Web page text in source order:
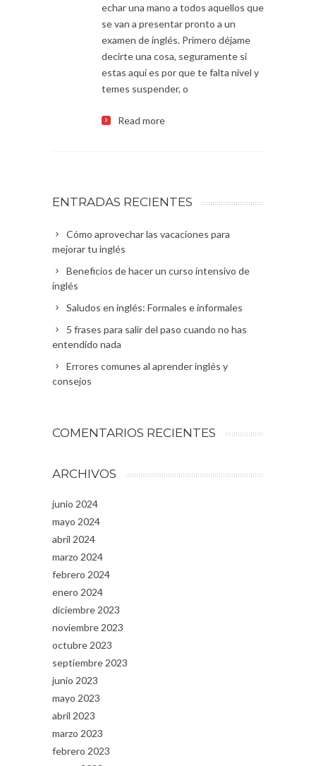
echar una mano a todos aquellos que
se van a presentar pronto a un
examen de inglés. Primero déjame
decirte una cosa, seguramente si
estas aquí es por que te falta nivel y
temes suspender, o
Read more
ENTRADAS RECIENTES
Cómo aprovechar las vacaciones para
mejorar tu inglés
Beneficios de hacer un curso intensivo de
inglés
Saludos en inglés: Formales e informales
5 frases para salir del paso cuando no has
entendido nada
Errores comunes al aprender inglés y
consejos
COMENTARIOS RECIENTES
ARCHIVOS
junio 2024
mayo 2024
abril 2024
marzo 2024
febrero 2024
enero 2024
diciembre 2023
noviembre 2023
octubre 2023
septiembre 2023
junio 2023
mayo 2023
abril 2023
marzo 2023
febrero 2023